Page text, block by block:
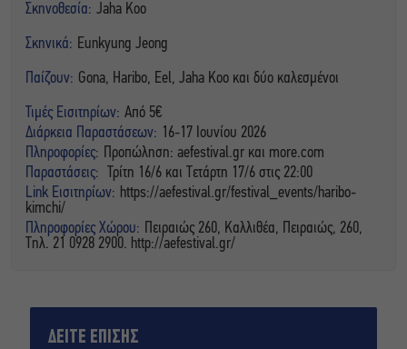
Σκηνοθεσία: Jaha Koo
Σκηνικά: Eunkyung Jeong
Παίζουν: Gona, Haribo, Eel, Jaha Koo και δύο καλεσμένοι
Τιμές Εισιτηρίων: Από 5€
Διάρκεια Παραστάσεων: 16-17 Ιουνίου 2026
Πληροφορίες:
Προπώληση: aefestival.gr και more.com
Παραστάσεις:
Τρίτη 16/6 και Τετάρτη 17/6 στις 22:00
Link Εισιτηρίων: https://aefestival.gr/festival_events/haribo-
kimchi/
Πληροφορίες Χώρου:
Πειραιώς 260, Καλλιθέα, Πειραιώς, 260,
Τηλ. 21 0928 2900. http://aefestival.gr/
ΔΕΙΤΕ ΕΠΙΣΗΣ